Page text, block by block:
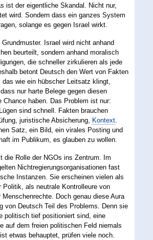
ist der eigentliche Skandal. Nicht nur,
wird. Sondern dass ein ganzes System
solange es gegen Israel wirkt.
Israel wird nicht anhand
beurteilt, sondern anhand moralisch
die schneller zirkulieren als jede
betont Deutsch den Wert von Fakten
wie ein hübscher Leitsatz klingt,
nur harte Belege gegen diesen
Chance haben. Das Problem ist nur:
sind schnell. Fakten brauchen
juristische Absicherung,
Kontext
Satz, ein Bild, ein virales Posting und
im Publikum, es glauben zu wollen.
die Rolle der NGOs ins Zentrum. Im
Nichtregierungsorganisationen fast
Instanzen. Sie erscheinen vielen als
Politik, als neutrale Kontrolleure von
Doch genau diese Aura
von Deutsch Teil des Problems. Denn sie
politisch tief positioniert sind, eine
auf dem freien politischen Feld niemals
etwas behauptet, prüfen viele noch.